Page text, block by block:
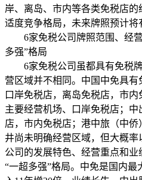
岸、离岛、市内等各类免税店
适度竞争格局，未来牌照预计将
6家免税公司牌照范围、经营
多强”格局
6家免税公司虽都具有免税牌
营区域并不相同。中国中免具有
口岸免税店，离岛免税店，市
主要经营机场、口岸免税店；
店，市内免税店；港中旅（中
井尚未明确经营区域，但大概
公司的发展特色、经营重点和
“一超多强”格局。中免是国内最